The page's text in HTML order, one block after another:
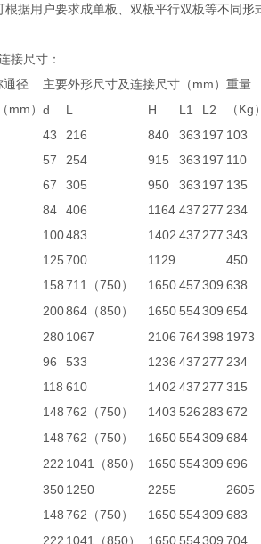
根据用户要求成单板、双板平行双板等不同形
接尺寸：
通径
（ mm ）
主要外形尺寸及连接尺寸（mm ） 重量
（Kg
d L H L1 L2
43 216 840 363 197 103
57 254 915 363 197 110
67 305 950 363 197 135
84 406 1164 437 277 234
100483 1402 437 277 343
125700 1129
450
158711 （750） 1650457309 638
200864 （850） 1650554309 654
2801067 2106 764398 1973
96 533 1236 437 277 234
118 610 1402 437 277 315
148762 （750） 1403 526 283 672
148762 （750） 1650554309 684
222 1041 （850） 1650554309 696
3501250 2255 2605
148762 （750） 1650554309 683
222 1041 （850） 1650554309 704